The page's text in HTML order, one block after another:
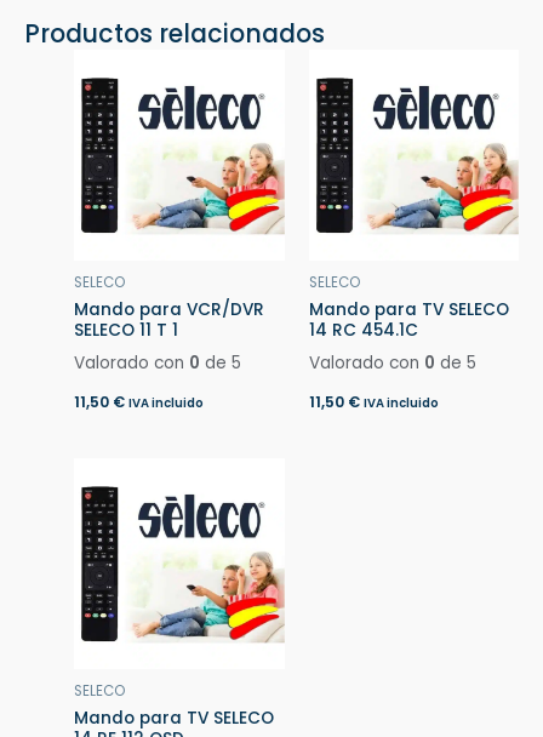
Productos relacionados
SELECO
Mando para VCR/DVR
SELECO 11 T 1
Valorado con 0 de 5
11,50 € IVA incluido
SELECO
Mando para TV SELECO
14 RC 454.1C
Valorado con 0 de 5
11,50 € IVA incluido
SELECO
Mando para TV SELECO